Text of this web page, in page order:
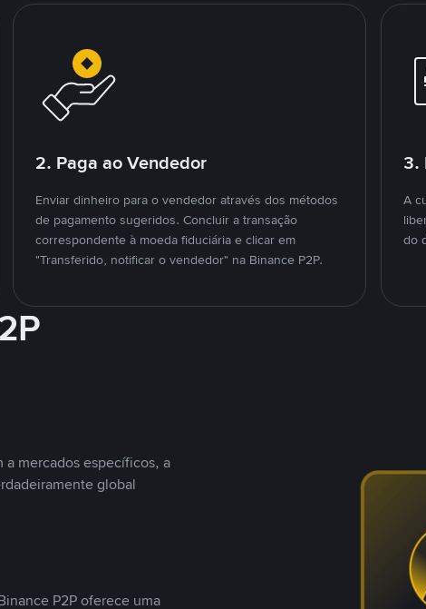
2. Paga ao Vendedor
Enviar dinheiro para o vendedor através dos métodos
de pagamento sugeridos. Concluir a transação
correspondente à moeda fiduciária e clicar em
"Transferido, notificar o vendedor" na Binance P2P.
3.
A
do
a mercados específicos, a
global
P2P oferece uma